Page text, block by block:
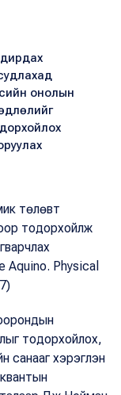
онолын
төлөвт
тодорхойлж
Aquino. Physical
тодорхойлох,
санааг хэрэглэн